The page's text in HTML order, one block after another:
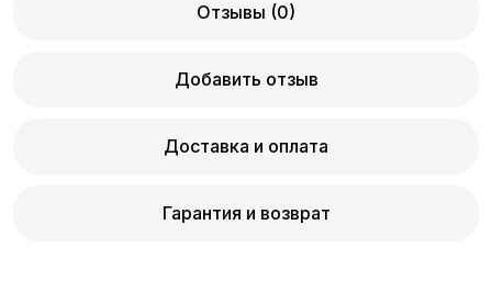
Отзывы (0)
Добавить отзыв
Доставка и оплата
Гарантия и возврат